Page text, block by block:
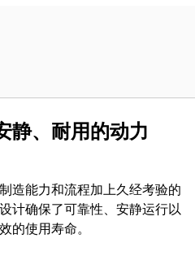
静、耐用的动力
造能力和流程加上久经考验的
计确保了可靠性、安静运行以
的使用寿命。